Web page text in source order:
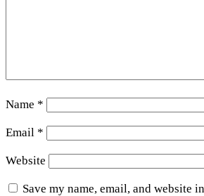
Name *
Email *
Website
Save my name, email, and website